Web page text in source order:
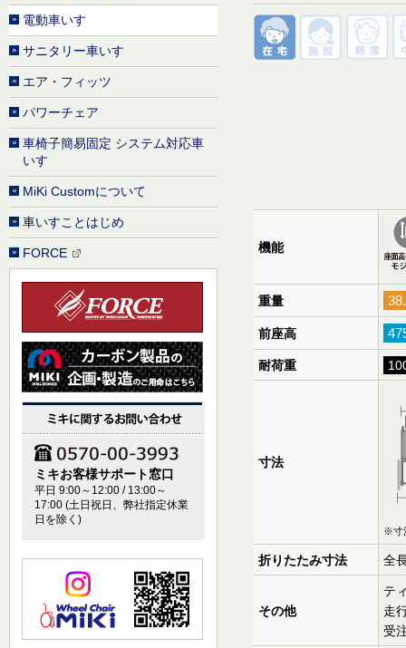
機能
重量
前座高
耐荷重
寸法
※寸
折りたたみ寸法 全
その他
テ
走
受
電動車いす
サニタリー車いす
エア・フィッツ
パワーチェア
車椅子簡易固定 システム対応車
いす
MiKi Customについて
車いすことはじめ
FORCE
ミキお客様サポート窓口
平日 9:00～12:00 / 13:00～
17:00 (土日祝日、弊社指定休業
日を除く)